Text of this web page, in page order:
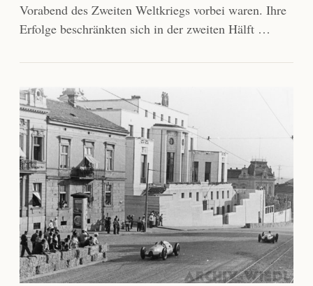
Vorabend des Zweiten Weltkriegs vorbei waren. Ihre
Erfolge beschränkten sich in der zweiten Hälft …